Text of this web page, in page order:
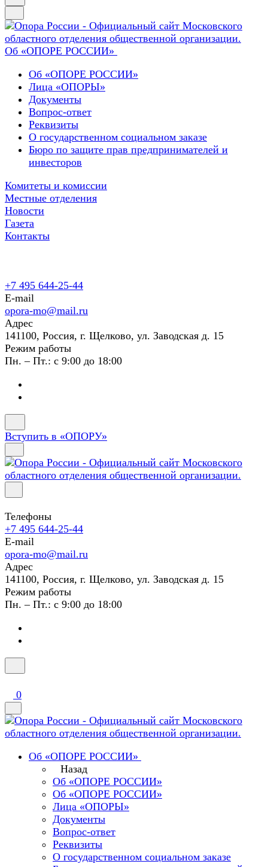
Об «ОПОРЕ РОССИИ»
Об «ОПОРЕ РОССИИ»
Лица «ОПОРЫ»
Документы
Вопрос-ответ
Реквизиты
О государственном социальном заказе
Бюро по защите прав предпринимателей и
инвесторов
Комитеты и комиссии
Местные отделения
Новости
Газета
Контакты
+7 495 644-25-44
E-mail
opora-mo@mail.ru
Адрес
141100, Россия, г. Щелково, ул. Заводская д. 15
Режим работы
Пн. – Пт.: с 9:00 до 18:00
Вступить в «ОПОРУ»
Телефоны
+7 495 644-25-44
E-mail
opora-mo@mail.ru
Адрес
141100, Россия, г. Щелково, ул. Заводская д. 15
Режим работы
Пн. – Пт.: с 9:00 до 18:00
0
Об «ОПОРЕ РОССИИ»
Назад
Об «ОПОРЕ РОССИИ»
Об «ОПОРЕ РОССИИ»
Лица «ОПОРЫ»
Документы
Вопрос-ответ
Реквизиты
О государственном социальном заказе